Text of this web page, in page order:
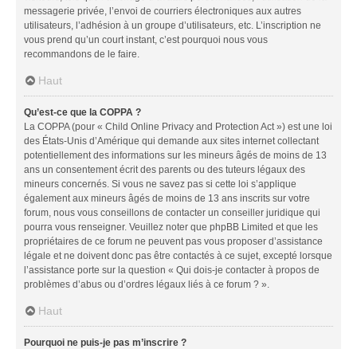
messagerie privée, l’envoi de courriers électroniques aux autres
utilisateurs, l’adhésion à un groupe d’utilisateurs, etc. L’inscription ne
vous prend qu’un court instant, c’est pourquoi nous vous
recommandons de le faire.
Haut
Qu’est-ce que la COPPA ?
La COPPA (pour « Child Online Privacy and Protection Act ») est une loi
des États-Unis d’Amérique qui demande aux sites internet collectant
potentiellement des informations sur les mineurs âgés de moins de 13
ans un consentement écrit des parents ou des tuteurs légaux des
mineurs concernés. Si vous ne savez pas si cette loi s’applique
également aux mineurs âgés de moins de 13 ans inscrits sur votre
forum, nous vous conseillons de contacter un conseiller juridique qui
pourra vous renseigner. Veuillez noter que phpBB Limited et que les
propriétaires de ce forum ne peuvent pas vous proposer d’assistance
légale et ne doivent donc pas être contactés à ce sujet, excepté lorsque
l’assistance porte sur la question « Qui dois-je contacter à propos de
problèmes d’abus ou d’ordres légaux liés à ce forum ? ».
Haut
Pourquoi ne puis-je pas m’inscrire ?